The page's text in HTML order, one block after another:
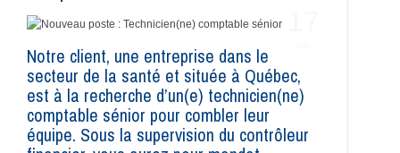
Notre client, une entreprise dans le
secteur de la santé et située à Québec,
est à la recherche d’un(e) technicien(ne)
comptable sénior pour combler leur
équipe. Sous la supervision du contrôleur